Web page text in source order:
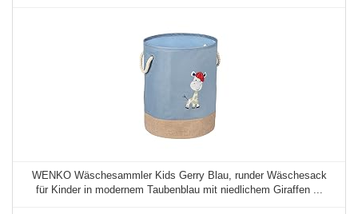
WENKO Wäschesammler Kids Gerry Blau, runder Wäschesack
für Kinder in modernem Taubenblau mit niedlichem Giraffen ...